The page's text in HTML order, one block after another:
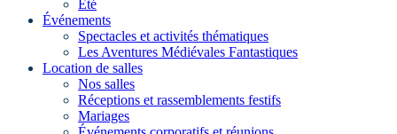
Été
Événements
Spectacles et activités thématiques
Les Aventures Médiévales Fantastiques
Location de salles
Nos salles
Réceptions et rassemblements festifs
Mariages